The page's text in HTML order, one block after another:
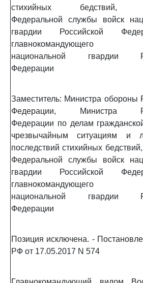
стихийных бедствий,
Федеральной службы войск
гвардии Российской
главнокомандующего
национальной гвардии
Федерации
Заместитель: Министра обороны
Федерации, Министра
Федерации по делам
чрезвычайным ситуациям и
последствий стихийных
Федеральной службы войск
гвардии Российской
главнокомандующего
национальной гвардии
Федерации
Позиция исключена. -
РФ от 17.05.2017 N 574